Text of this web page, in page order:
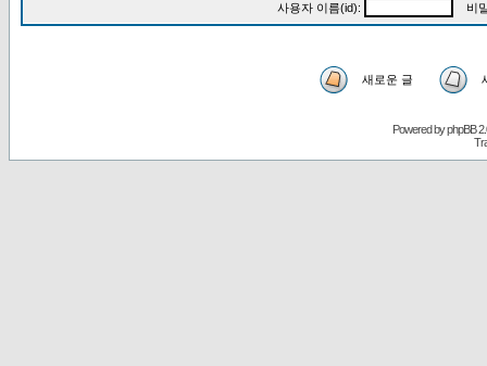
사용자 이름(id): 비
새로운 글
Powered byphpBB